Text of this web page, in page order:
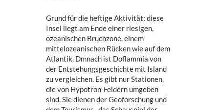
Grund für die heftige Aktivität: diese
Insel liegt am Ende einer riesigen,
ozeanischen Bruchzone, einem
mittelozeanischen Rücken wie auf dem
Atlantik. Dmnach ist Doflammia von
der Entstehungsgeschichte mit Island
zu vergleichen. Es gibt nur Stationen,
die von Hypotron-Feldern umgeben
sind. Sie dienen der Geoforschung und